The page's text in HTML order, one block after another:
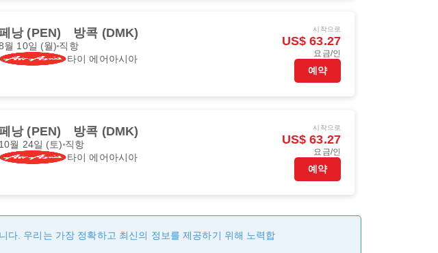
낭 (PEN) 방콕 (DMK)
월 10일 (월) 직항
타이 에어아시아
시작으로
US$ 63.27
요금/인
예약
낭 (PEN) 방콕 (DMK)
10월 24일 (토) 직항
타이 에어아시아
시작으로
US$ 63.27
요금/인
예약
. 우리는 가장 정확하고 최신의 정보를 제공하기 위해 노력합